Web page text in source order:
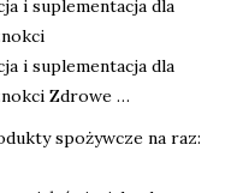
i suplementacja dla
i suplementacja dla
Zdrowe …
spożywcze na raz: